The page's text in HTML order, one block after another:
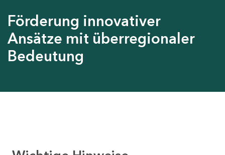
Förderung innovativer
Ansätze mit überregionaler
Bedeutung